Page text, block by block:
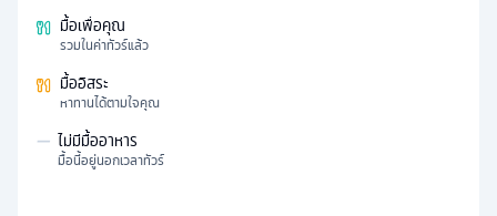
มื้อเพื่อคุณ
รวมในค่าทัวร์แล้ว
มื้ออิสระ
หาทานได้ตามใจคุณ
— ไม่มีมื้ออาหาร
มื้อนี้อยู่นอกเวลาทัวร์